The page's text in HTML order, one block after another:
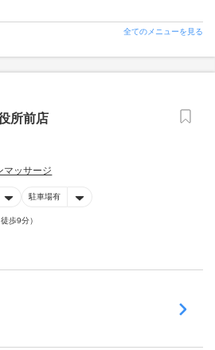
全てのメニューを見る
所前店
マッサージ
駐車場有
歩9分）